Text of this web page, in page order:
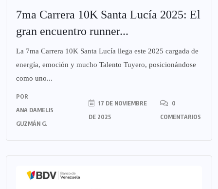
7ma Carrera 10K Santa Lucía 2025: El
gran encuentro runner...
La 7ma Carrera 10K Santa Lucía llega este 2025 cargada de
energía, emoción y mucho Talento Tuyero, posicionándose
como uno...
POR
ANA DAMELIS
GUZMÁN G.
17 DE NOVIEMBRE
DE 2025
0
COMENTARIOS